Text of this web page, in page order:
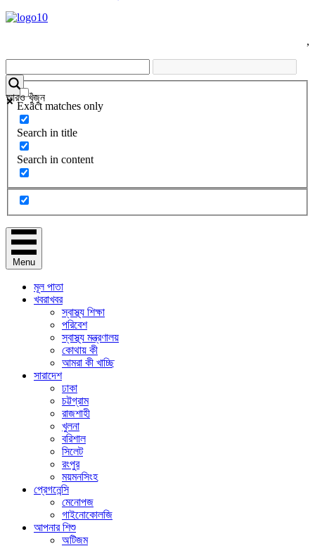
,
আরও খুঁজুন
Exact matches only
Search in title
Search in content
Menu
মূল পাতা
খবরাখবর
স্বাস্থ্য শিক্ষা
পরিবেশ
স্বাস্থ্য মন্ত্রণালয়
কোথায় কী
আমরা কী খাচ্ছি
সারাদেশ
ঢাকা
চট্টগ্রাম
রাজশাহী
খুলনা
বরিশাল
সিলেট
রংপুর
ময়মনসিংহ
প্রেগনেন্সি
মেনোপজ
গাইনোকোলজি
আপনার শিশু
অটিজম